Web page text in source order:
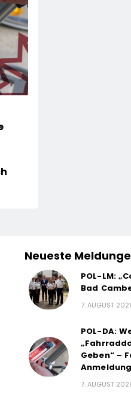
Neueste
POL-LM:
Bad
7. AUGUST
POL-DA:
Geben“ –
7. AUGUST